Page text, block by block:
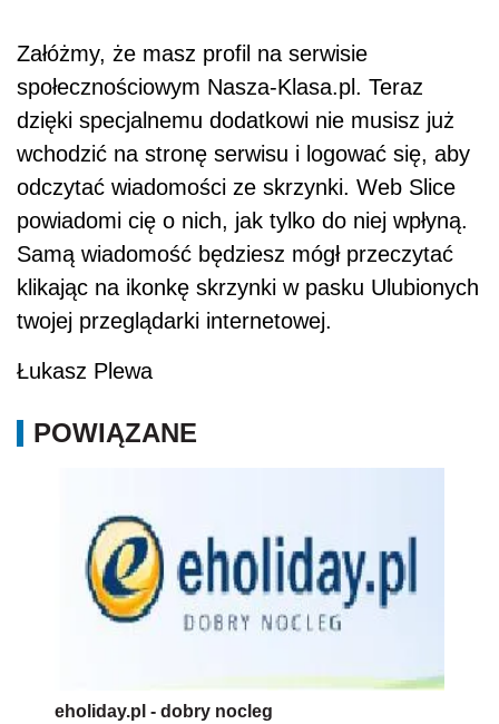
Załóżmy, że masz profil na serwisie
społecznościowym Nasza-Klasa.pl. Teraz
dzięki specjalnemu dodatkowi nie musisz już
wchodzić na stronę serwisu i logować się, aby
odczytać wiadomości ze skrzynki. Web Slice
powiadomi cię o nich, jak tylko do niej wpłyną.
Samą wiadomość będziesz mógł przeczytać
klikając na ikonkę skrzynki w pasku Ulubionych
twojej przeglądarki internetowej.
Łukasz Plewa
POWIĄZANE
eholiday.pl - dobry nocleg